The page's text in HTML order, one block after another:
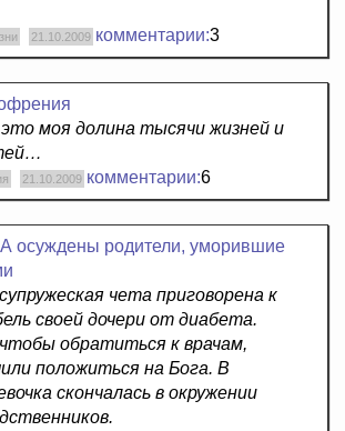
21.10.2009 комментарии:3
моя долина тысячи жизней и
21.10.2009 комментарии:6
осуждены родители, уморившие
чета приговорена к
своей дочери от диабета.
обратиться к врачам,
положиться на Бога. В
скончалась в окружении